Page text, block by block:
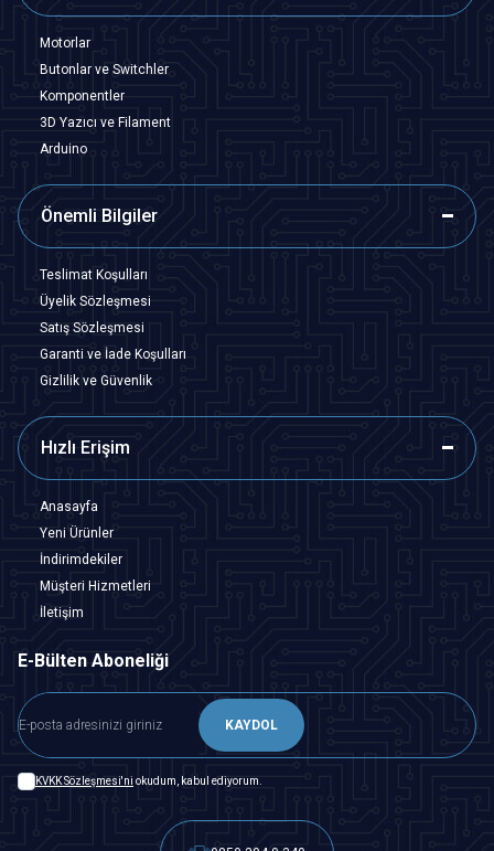
Motorlar
Butonlar ve Switchler
Komponentler
3D Yazıcı ve Filament
Arduino
Önemli Bilgiler
Teslimat Koşulları
Üyelik Sözleşmesi
Satış Sözleşmesi
Garanti ve İade Koşulları
Gizlilik ve Güvenlik
Hızlı Erişim
Anasayfa
Yeni Ürünler
İndirimdekiler
Müşteri Hizmetleri
İletişim
E-Bülten Aboneliği
KAYDOL
KVKK Sözleşmesi'ni okudum, kabul ediyorum.